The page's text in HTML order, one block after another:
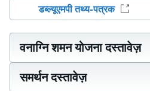
डब्ल्यूएमपी तथ्य-पत्रक
वनाग्नि शमन योजना दस्तावेज़
समर्थन दस्तावेज़